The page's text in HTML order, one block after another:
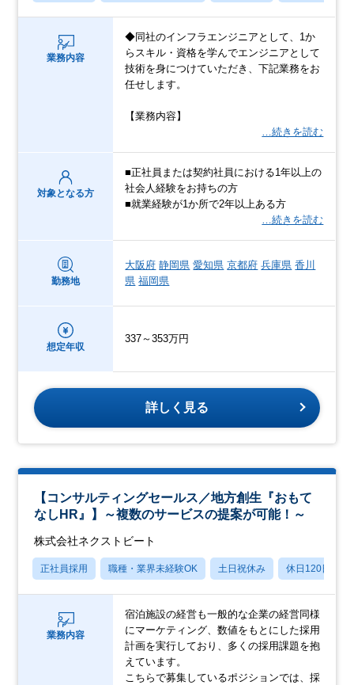
業務内容
◆同社のインフラエンジニアとして、1か
らスキル・資格を学んでエンジニアとして
技術を身につけていただき、下記業務をお
任せします。
【業務内容】
…続きを読む
対象となる方
■正社員または契約社員における1年以上の
社会人経験をお持ちの方
■就業経験が1か所で2年以上ある方
…続きを読む
勤務地
大阪府 静岡県 愛知県 京都府 兵庫県 香川
県 福岡県
想定年収
337～353万円
詳しく見る
【コンサルティングセールス／地方創生『おもて
なしHR』】～複数のサービスの提案が可能！～
株式会社ネクストビート
正社員採用 職種・業界未経験OK 土日祝休み 休日120日以上
業務内容
宿泊施設の経営も一般的な企業の経営同様
にマーケティング、数値をもとにした採用
計画を実行しており、多くの採用課題を抱
えています。
こちらで募集しているポジションでは、採